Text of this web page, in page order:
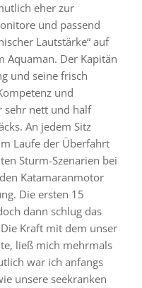
eher zur
und passend
Lautstärke“ auf
Aquaman. Der Kapitän
und seine frisch
und
sehr nett und half
An jedem Sitz
Laufe der Überfahrt
Sturm-Szenarien bei
Katamaranmotor
Die ersten 15
dann schlug das
Kraft mit dem unser
ließ mich mehrmals
war ich anfangs
unsere seekranken